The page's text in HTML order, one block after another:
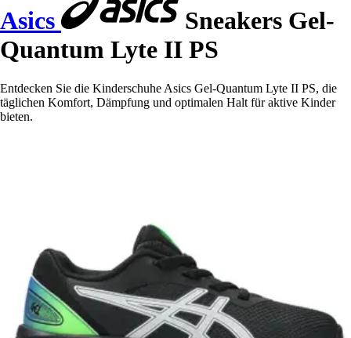
Asics
Sneakers Gel-
Quantum Lyte II PS
Entdecken Sie die Kinderschuhe Asics Gel-Quantum Lyte II PS, die
täglichen Komfort, Dämpfung und optimalen Halt für aktive Kinder
bieten.